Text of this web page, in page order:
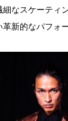
なスケーテ
新的なパフォ